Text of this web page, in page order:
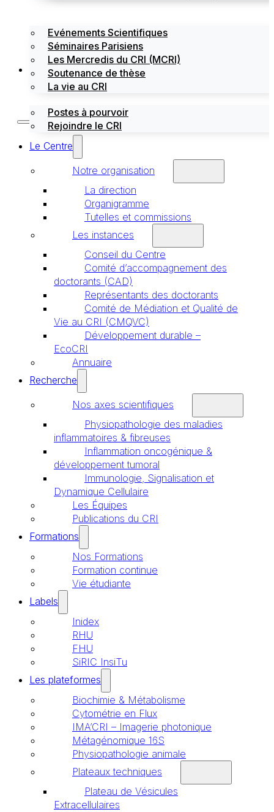
Evénements Scientifiques
Séminaires Parisiens
Les Mercredis du CRI (MCRI)
Soutenance de thèse
La vie au CRI
Emploi / stages
Postes à pourvoir
Rejoindre le CRI
Le Centre
Notre organisation
La direction
Organigramme
Tutelles et commissions
Les instances
Conseil du Centre
Comité d’accompagnement des
doctorants (CAD)
Représentants des doctorants
Comité de Médiation et Qualité de
Vie au CRI (CMQVC)
Développement durable –
EcoCRI
Annuaire
Recherche
Nos axes scientifiques
Physiopathologie des maladies
inflammatoires & fibreuses
Inflammation oncogénique &
développement tumoral
Immunologie, Signalisation et
Dynamique Cellulaire
Les Équipes
Publications du CRI
Formations
Nos Formations
Formation continue
Vie étudiante
Labels
Inidex
RHU
FHU
SiRIC InsiTu
Les plateformes
Biochimie & Métabolisme
Cytométrie en Flux
IMA’CRI – Imagerie photonique
Métagénomique 16S
Physiopathologie animale
Plateaux techniques
Plateau de Vésicules
Extracellulaires